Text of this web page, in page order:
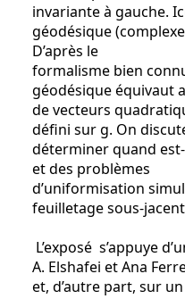
invariante à gauche.
géodésique
D’après le
formalisme bien
géodésique équivaut
de vecteurs
défini sur g. On
déterminer quand
et des problèmes
d’uniformisation
feuilletage sous-
L’exposé s’appuye
A. Elshafei et Ana
et, d’autre part, sur